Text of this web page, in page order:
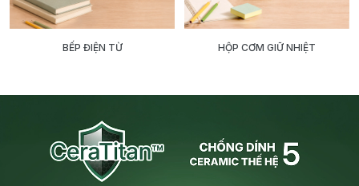
BẾP ĐIỆN TỪ HỘP CƠM GIỮ NHIỆT